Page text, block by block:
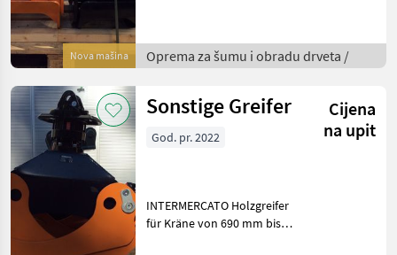
Nova mašina
Rotatore von 1 - 16 to. für
Kräne, Forwarder,
Intermercato R
Oprema za šumu i obradu drveta /
Sonstige Greifer
Cijena
na upit
God. pr. 2022
INTERMERCATO Holzgreifer
für Kräne von 690 mm bis